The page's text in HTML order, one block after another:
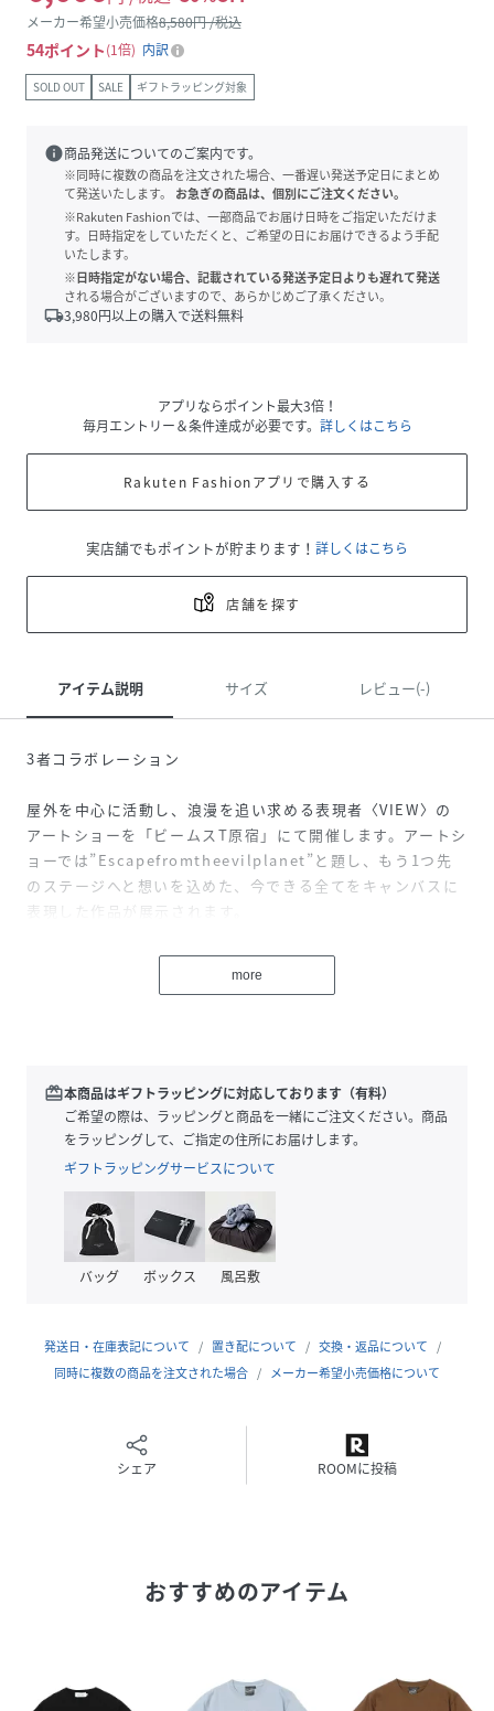
メーカー希望小売価格8,580円 /税込
54ポイント 1倍 内訳
SOLD OUT SALE ギフトラッピング対象
info商品発送についてのご案内です。
※同時に複数の商品を注文された場合、一番遅い発送予定日にまとめ
て発送いたします。
お急ぎの商品は、個別にご注文ください。
※Rakuten Fashionでは、一部商品でお届け日時をご指定いただけま
す。日時指定をしていただくと、ご希望の日にお届けできるよう手配
いたします。
※日時指定がない場合、記載されている発送予定日よりも遅れて発送
される場合がございますので、あらかじめご了承ください。
local_shipping3,980円以上の購入で送料無料
アプリならポイント最大3倍！
毎月エントリー＆条件達成が必要です。 詳しくはこちら
Rakuten Fashionアプリで購入する
実店舗でもポイントが貯まります！ 詳しくはこちら
店舗を探す
アイテム説明 サイズ レビュー(-)
3者コラボレーション
屋外を中心に活動し、浪漫を追い求める表現者〈VIEW〉の
アートショーを「ビームスT原宿」にて開催します。アートシ
ョーでは”Escapefromtheevilplanet”と題し、もう1つ先
のステージへと想いを込めた、今できる全てをキャンバスに
表現した作品が展示されます。
会場では作品の展示・販売に加え、不定期に活動しほぼ全て
プフーディ』『フーディ』『クルーネックスウェット』『ロ
ングスリーブTシャツ』『Tシャツ』の全5型のアパレルがラ
インナップされます。
■サイズ
ゆったりとしたルーズフィット。
■ケア方法
性別タイプ メンズ
RC3329_75
more
redeem本商品はギフトラッピングに対応しております（有料）
ご希望の際は、ラッピングと商品を一緒にご注文ください。商品
をラッピングして、ご指定の住所にお届けします。
ギフトラッピングサービスについて
バッグ ボックス 風呂敷
発送日・在庫表記について 置き配について
交換・返品について
同時に複数の商品を注文された場合
メーカー希望小売価格について
シェア ROOMに投稿
おすすめのアイテム